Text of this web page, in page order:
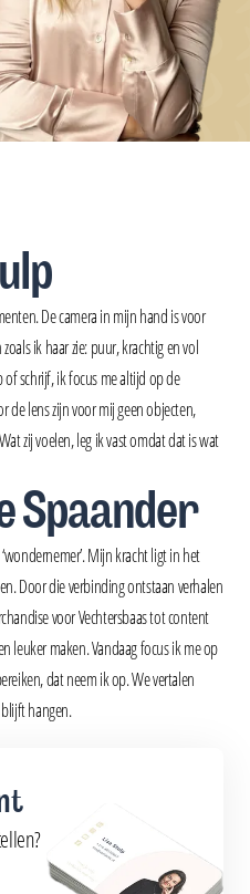
De camera in mijn hand is voor
ik haar zie: puur, krachtig en vol
schrijf, ik focus me altijd op de
de lens zijn voor mij geen objecten,
zij voelen, leg ik vast omdat dat is wat
Spaander
Mijn kracht ligt in het
Door die verbinding ontstaan verhalen
voor Vechtersbaas tot content
leuker maken. Vandaag focus ik me op
dat neem ik op. We vertalen
hangen.